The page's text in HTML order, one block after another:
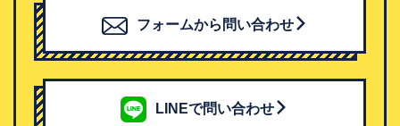
フォームから問い合わせ
LINEで問い合わせ